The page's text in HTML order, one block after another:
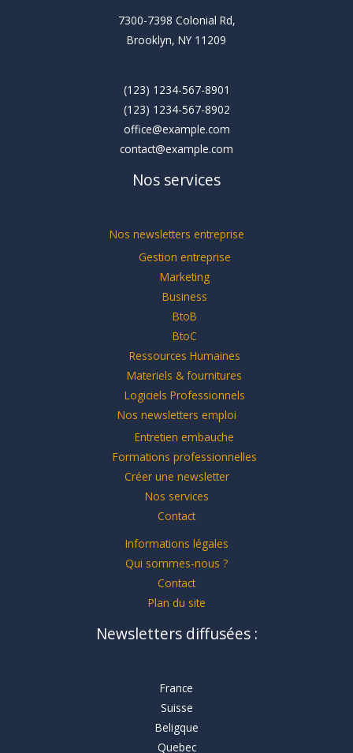
7300-7398 Colonial Rd,
Brooklyn, NY 11209
(123) 1234-567-8901
(123) 1234-567-8902
office@example.com
contact@example.com
Nos services
Nos newsletters entreprise
Gestion entreprise
Marketing
Business
BtoB
BtoC
Ressources Humaines
Materiels & fournitures
Logiciels Professionnels
Nos newsletters emploi
Entretien embauche
Formations professionnelles
Créer une newsletter
Nos services
Contact
Informations légales
Qui sommes-nous ?
Contact
Plan du site
Newsletters diffusées :
France
Suisse
Beligque
Quebec